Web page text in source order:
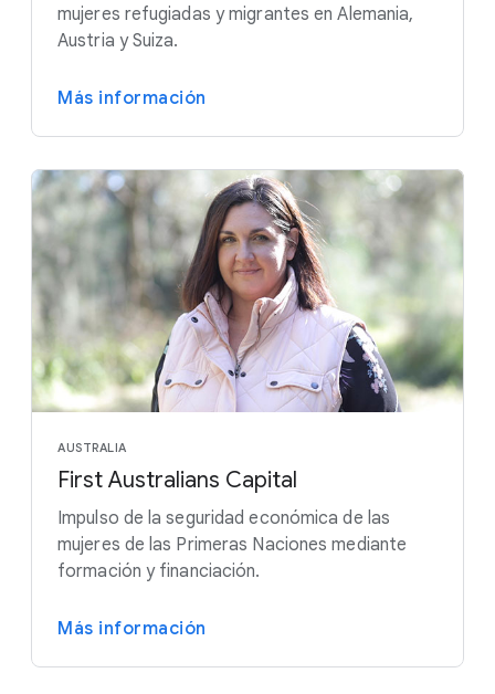
mujeres refugiadas y migrantes en Alemania,
Austria y Suiza.
Más información
AUSTRALIA
First Australians Capital
Impulso de la seguridad económica de las
mujeres de las Primeras Naciones mediante
formación y financiación.
Más información